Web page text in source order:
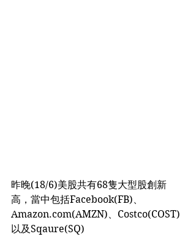
昨晚(18/6)美股共有68隻大型股創新
高，當中包括Facebook(FB)、
Amazon.com(AMZN)、Costco(COST)
以及Sqaure(SQ)